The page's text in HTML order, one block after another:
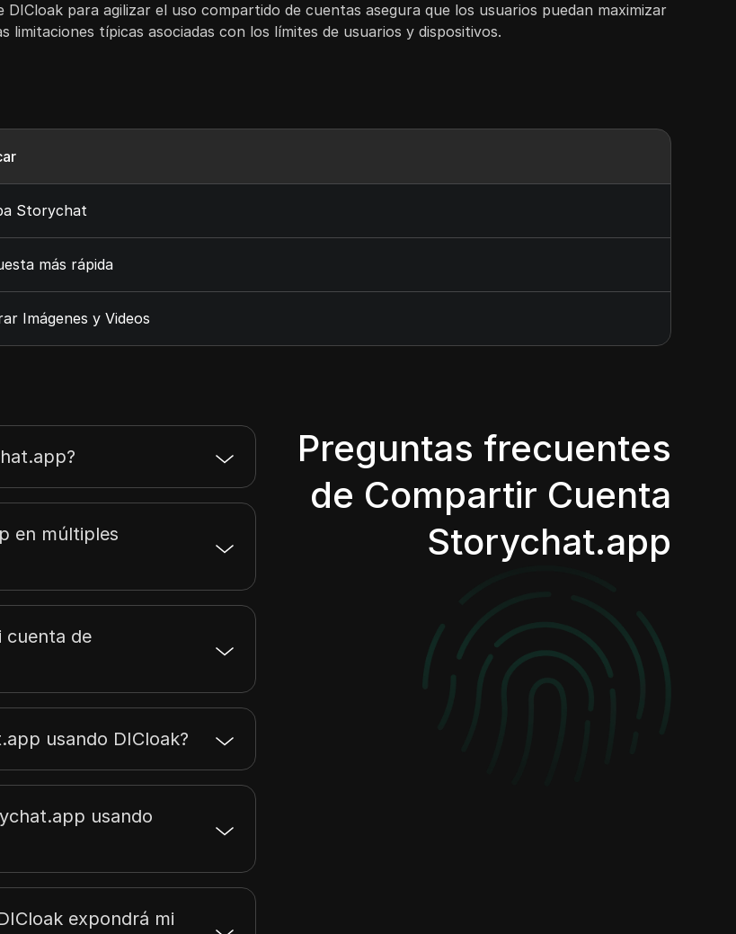
para agilizar el uso compartido de cuentas asegura que los usuarios puedan maximizar
típicas asociadas con los límites de usuarios y dispositivos.
Storychat
más rápida
Imágenes y Videos
Preguntas frecuentes
de Compartir Cuenta
Storychat.app
en múltiples
cuenta de
usando DICloak?
usando
expondrá mi